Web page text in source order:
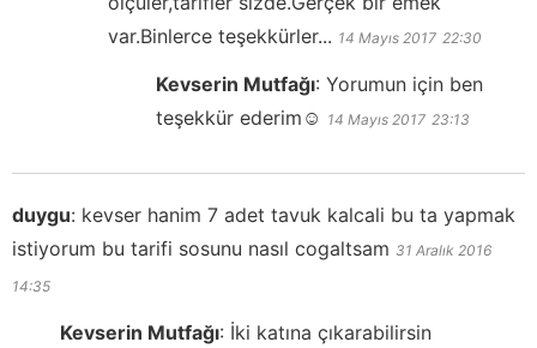
var.Binlerce teşekkürler... 14 Mayıs 2017 22:30
Kevserin Mutfağı: Yorumun için ben
teşekkür ederim☺️ 14 Mayıs 2017 23:13
duygu: kevser hanim 7 adet tavuk kalcali bu ta yapmak
istiyorum bu tarifi sosunu nasıl cogaltsam 31 Aralık 2016
14:35
Kevserin Mutfağı: İki katına çıkarabilirsin